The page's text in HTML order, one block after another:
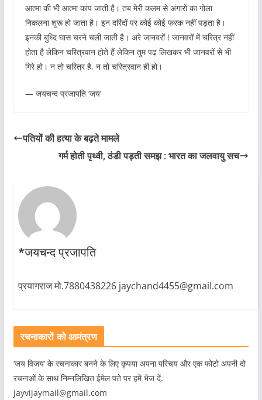
आत्मा की भी आत्मा कांप जाती है। तब मेरी कलम से अंगारों का गोला
निकलना शुरू हो जाता है। इन दरिंदों पर कोई कोई फरक नहीं पड़ता है।
इनकी बुध्दि घास चरने चली जाती है। अरे जानवरों ! जानवरों में चरित्र नहीं
होता है लेकिन चरित्रवान होते हैं लेकिन तुम पढ़ लिखकर भी जानवरों से भी
गिरे हो। न तो चरित्र है, न तो चरित्रवान ही हो।
— जयचन्द प्रजापति ‘जय’
पतियों की हत्या के बढ़ते मामले
गर्म होती पृथ्वी, ठंडी पड़ती समझ : भारत का जलवायु सच
*जयचन्द प्रजापति
प्रयागराज मो.7880438226 jaychand4455@gmail.com
रचनाकारों को आमंत्रण
‘जय विजय’ के रचनाकार बनने के लिए कृपया अपना परिचय और एक फोटो अपनी दो
रचनाओं के साथ निम्नलिखित ईमेल पते पर हमें भेज दें.
jayvijaymail@gmail.com